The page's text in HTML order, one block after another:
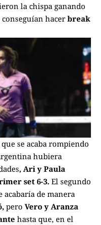
la chispa ganando
hacer break
se acaba rompiendo
hubiera
, Ari y Paula
set 6-3. El segundo
acabaría de manera
pero Vero y Aranza
hasta que, en el